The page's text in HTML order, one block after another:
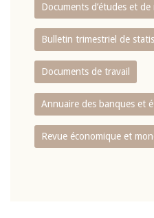
Documents d’études et
Bulletin trimestriel de
Documents de travail
Annuaire des banques et
Revue économique et